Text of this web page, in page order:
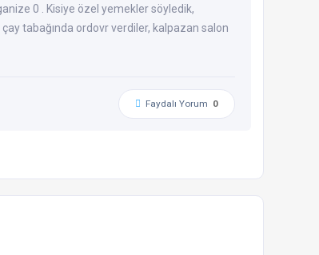
0 . Kisiye özel yemekler söyledik,
tabağında ordovr verdiler, kalpazan salon
Faydalı Yorum 0